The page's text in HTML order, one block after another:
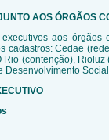
AOS ÓRGÃOS
aos órgãos
cadastros: Cedae
Rio (contenção),
Desenvolvimento